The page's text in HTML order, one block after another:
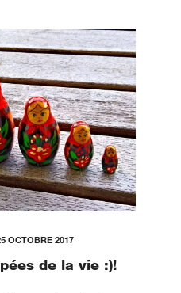
OCTOBRE 2017
de la vie :)!